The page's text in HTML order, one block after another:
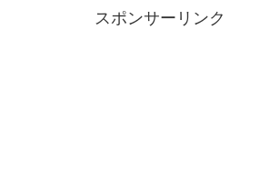
スポンサーリンク